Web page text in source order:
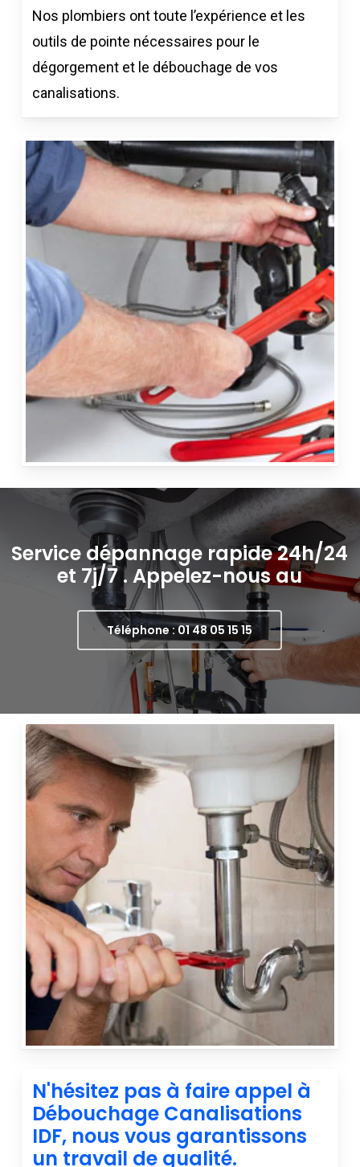
Nos plombiers ont toute l’expérience et les
outils de pointe nécessaires pour le
dégorgement et le débouchage de vos
canalisations.
Service dépannage rapide 24h/24
et 7j/7 . Appelez-nous au
Téléphone : 01 48 05 15 15
N'hésitez pas à faire appel à
Débouchage Canalisations
IDF, nous vous garantissons
un travail de qualité.